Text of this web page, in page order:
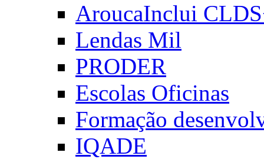
AroucaInclui
Lendas Mil
PRODER
Escolas Oficinas
Formação
IQADE